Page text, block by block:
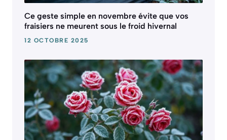
Ce geste simple en novembre évite que vos
fraisiers ne meurent sous le froid hivernal
12 OCTOBRE 2025